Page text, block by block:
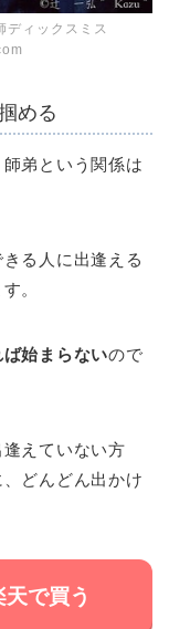
ディックスミス
める
弟という関係は
る人に出逢える
。
始まらないので
逢えていない方
どんどん出かけ
で買う